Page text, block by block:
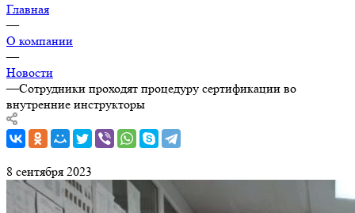
Главная
—
О компании
—
Новости
—Сотрудники проходят процедуру сертификации во
внутренние инструкторы
8 сентября 2023